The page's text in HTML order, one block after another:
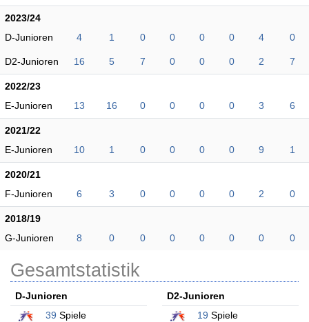
2023/24
D-Junioren
4 1 0 0 0 0 4 0
D2-Junioren 16 5 7 0 0 0 2 7
2022/23
E-Junioren
13 16 0 0 0 0 3 6
2021/22
E-Junioren
10 1 0 0 0 0 9 1
2020/21
F-Junioren
6 3 0 0 0 0 2 0
2018/19
G-Junioren
8 0 0 0 0 0 0 0
Gesamtstatistik
D-Junioren
39 Spiele
D2-Junioren
19 Spiele